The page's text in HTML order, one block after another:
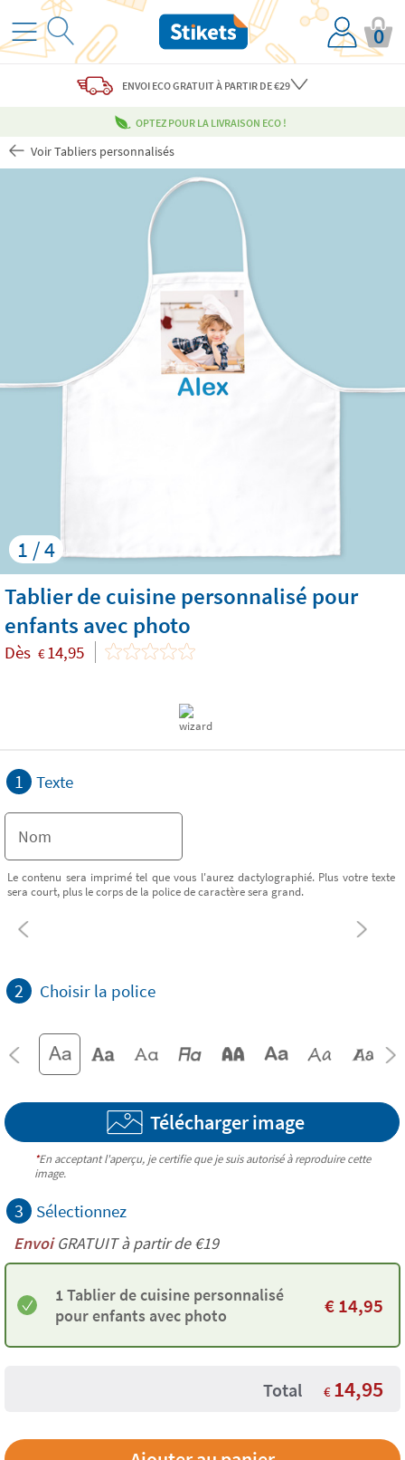
0
ENVOI ECOGRATUITÀ PARTIR DE €29
OPTEZ POUR LA LIVRAISON ECO !
Voir Tabliers personnalisés
1 / 4
Tablier de cuisine personnalisé pour
enfants avec photo
Dès €14,95
1 Texte
Le contenu sera imprimé tel que vous l'aurez dactylographié. Plus votre texte
sera court, plus le corps de la police de caractère sera grand.
2 Choisir la police
Télécharger image
*En acceptant l'aperçu, je certifie que je suis autorisé à reproduire cette
image.
3 Sélectionnez
EnvoiGRATUIT à partir de €19
1 Tablier de cuisine personnalisé
pour enfants avec photo
€14,95
Total € 14,95